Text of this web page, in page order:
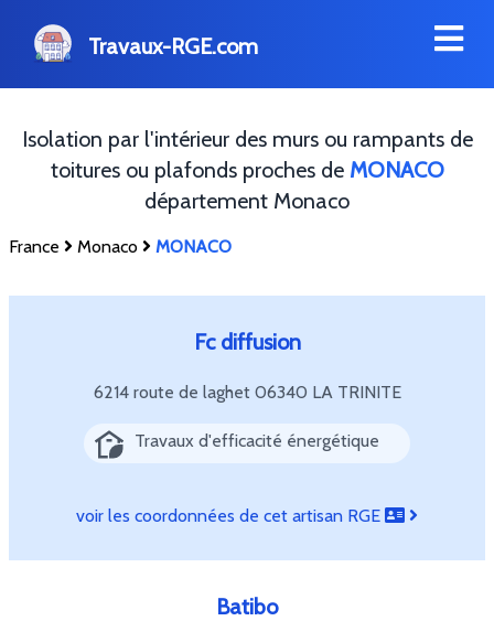
Travaux-RGE.com
Isolation par l'intérieur des murs ou rampants de
toitures ou plafonds proches de MONACO
département Monaco
France Monaco MONACO
Fc diffusion
6214 route de laghet 06340 LA TRINITE
Travaux d'efficacité énergétique
voir les coordonnées de cet artisan RGE
Batibo